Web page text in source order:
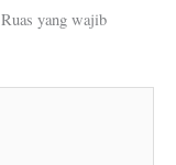
Ruas yang wajib